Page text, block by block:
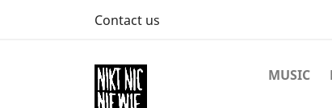
Contact us
MUSIC